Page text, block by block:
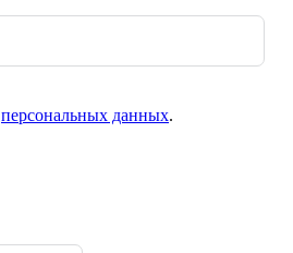
персональных данных.